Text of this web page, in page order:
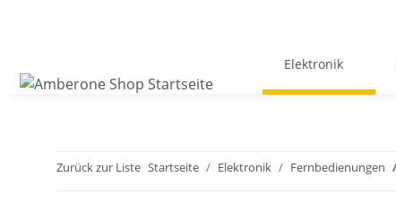
Elektronik
Zurück zur Liste Startseite Elektronik Fernbedienungen